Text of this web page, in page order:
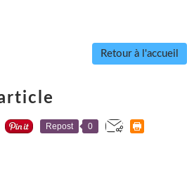
Retour à l'accueil
Repost 0